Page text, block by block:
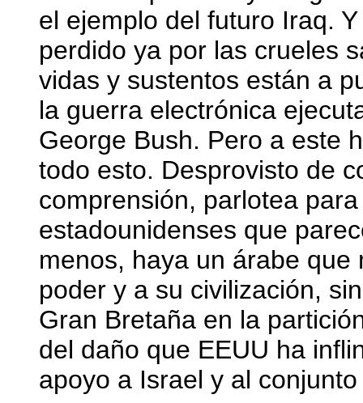
el ejemplo del futuro Iraq.
perdido ya por las crueles
vidas y sustentos están a
la guerra electrónica
George Bush. Pero a este
todo esto. Desprovisto de
comprensión, parlotea
estadounidenses que
menos, haya un árabe
poder y a su civilización,
Gran Bretaña en la
del daño que EEUU ha
apoyo a Israel y al